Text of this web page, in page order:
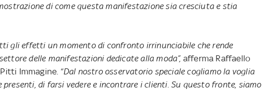
di come questa manifestazione sia cresciuta e stia
gli effetti un momento di confronto irrinunciabile che rende
delle manifestazioni dedicate alla moda”, afferma Raffaello
Immagine. “Dal nostro osservatorio speciale cogliamo la voglia
presenti, di farsi vedere e incontrare i clienti. Su questo fronte, siamo